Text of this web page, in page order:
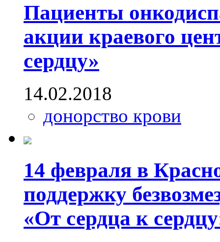
Пациенты
акции краевого
сердцу»
14.02.2018
донорство крови
14 февраля в
поддержку
«От сердца к